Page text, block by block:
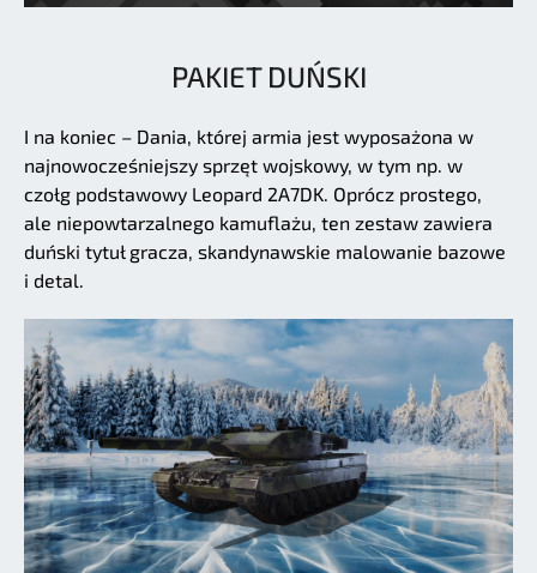
PAKIET DUŃSKI
I na koniec – Dania, której armia jest wyposażona w
najnowocześniejszy sprzęt wojskowy, w tym np. w
czołg podstawowy Leopard 2A7DK. Oprócz prostego,
ale niepowtarzalnego kamuflażu, ten zestaw zawiera
duński tytuł gracza, skandynawskie malowanie bazowe
i detal.